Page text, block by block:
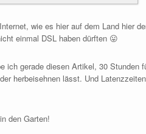
wie es hier auf dem Land hier
einmal DSL haben dürften 😛
ich gerade diesen Artikel, 30 Stunden
herbeisehnen lässt. Und
den Garten!